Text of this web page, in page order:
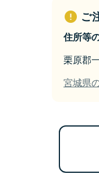
ご
住所等
栗原郡
宮城県